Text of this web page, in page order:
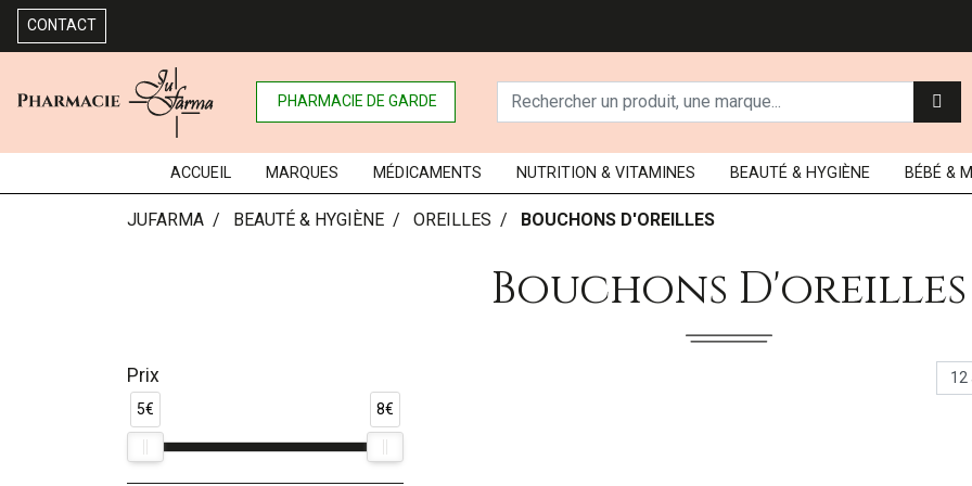
CONTACT
PHARMACIE DE GARDE
ACCUEIL MARQUES MÉDICAMENTS NUTRITION & VITAMINES BEAUTÉ & HYGIÈNE BÉBÉ &
JUFARMA BEAUTÉ & HYGIÈNE OREILLES BOUCHONS D'OREILLES
Bouchons D'oreilles
Prix
5€ 8€